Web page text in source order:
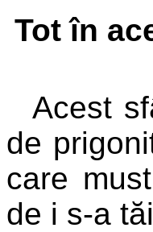
Tot în
Acest
de
care
de i s-a